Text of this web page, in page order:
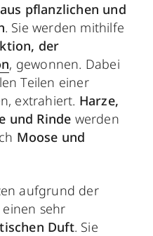
pflanzlichen und
. Sie werden mithilfe
der
, gewonnen. Dabei
Teilen einer
extrahiert. Harze,
und Rinde werden
Moose und
aufgrund der
sehr
Duft. Sie